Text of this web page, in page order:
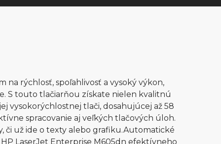
na rýchlosť, spoľahlivosť a vysoký výkon,
S touto tlačiarňou získate nielen kvalitnú
vysokorýchlostnej tlači, dosahujúcej až 58
spracovanie aj veľkých tlačových úloh.
či už ide o texty alebo grafiku.Automatické
LaserJet Enterprise M605dn efektívneho